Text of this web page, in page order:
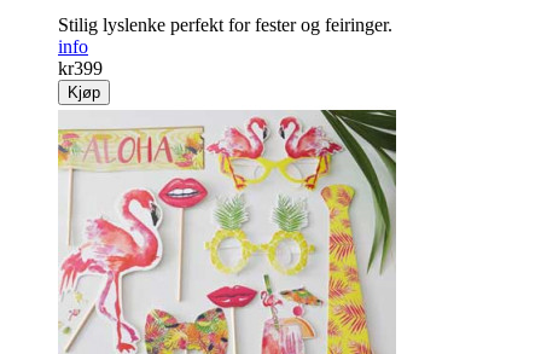
Stilig lyslenke perfekt for fester og feiringer.
info
kr399
Kjøp